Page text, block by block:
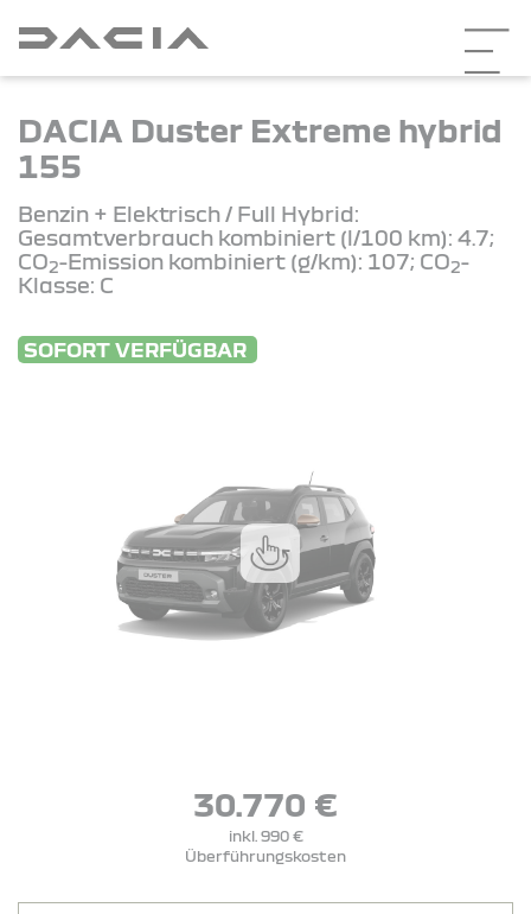
DACIA Duster Extreme hybrid
155
Benzin + Elektrisch / Full Hybrid:
Gesamtverbrauch kombiniert (l/100 km): 4.7;
CO2-Emission kombiniert (g/km): 107; CO2-
Klasse: C
SOFORT VERFÜGBAR
30.770 €
inkl. 990 €
Überführungskosten